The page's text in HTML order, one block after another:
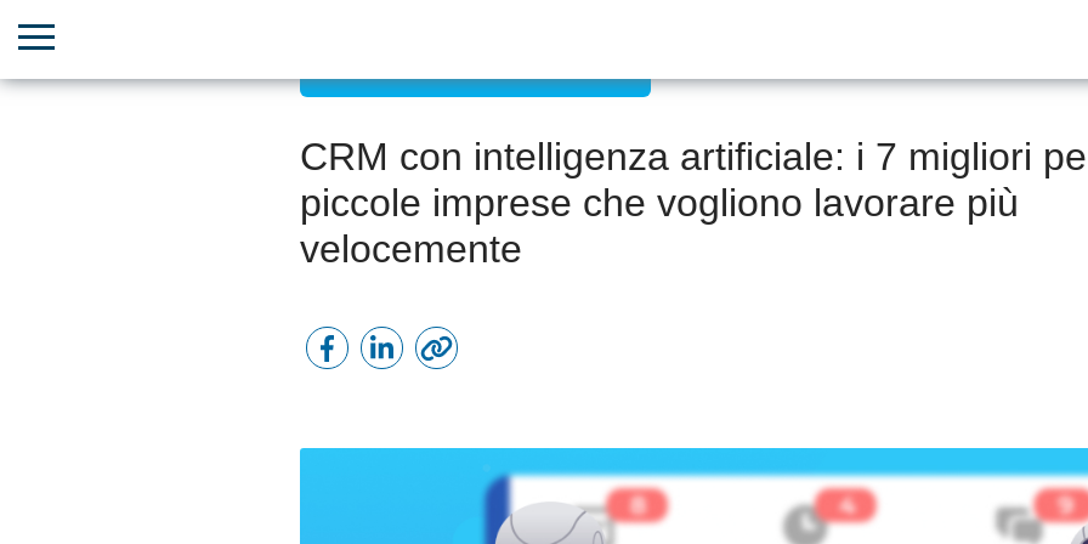
CRM con intelligenza artificiale: i 7 migliori
piccole imprese che vogliono lavorare più
velocemente